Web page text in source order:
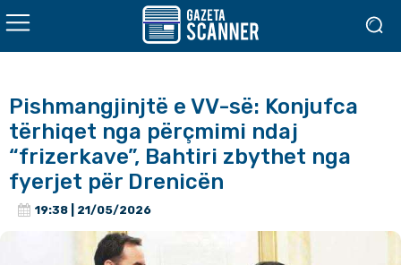
Pishmangjinjtë e VV-së: Konjufca
tërhiqet nga përçmimi ndaj
“frizerkave”, Bahtiri zbythet nga
fyerjet për Drenicën
19:38 | 21/05/2026